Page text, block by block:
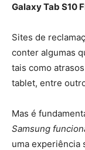
Galaxy Tab S10
Sites de
conter algumas
tais como
tablet, entre
Mas é
Samsung
uma experiência